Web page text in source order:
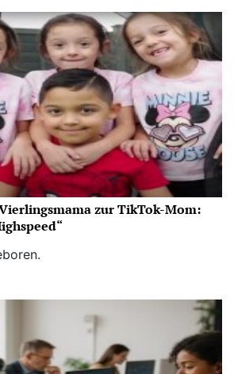
zur TikTok-Mom: